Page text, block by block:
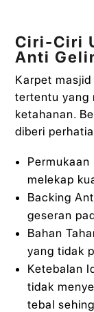
Ciri-Ciri
Anti
Karpet
tertentu yang
ketahanan.
diberi
melekap
Backing
geseran
Bahan
yang tidak
Ketebalan
tidak
tebal